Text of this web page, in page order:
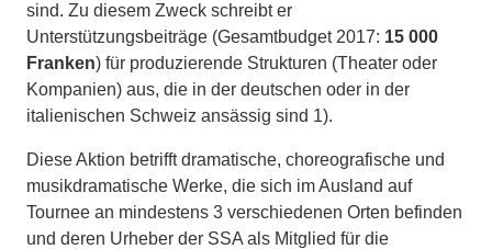
sind. Zu diesem Zweck schreibt er
Unterstützungsbeiträge (Gesamtbudget 2017: 15 000
Franken) für produzierende Strukturen (Theater oder
Kompanien) aus, die in der deutschen oder in der
italienischen Schweiz ansässig sind 1).
Diese Aktion betrifft dramatische, choreografische und
musikdramatische Werke, die sich im Ausland auf
Tournee an mindestens 3 verschiedenen Orten befinden
und deren Urheber der SSA als Mitglied für die